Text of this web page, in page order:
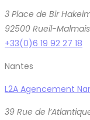
3 Place de Bir
92500 Rueil-
+33(0)6 19 92 27 18
Nantes
L2A Agencement
39 Rue de